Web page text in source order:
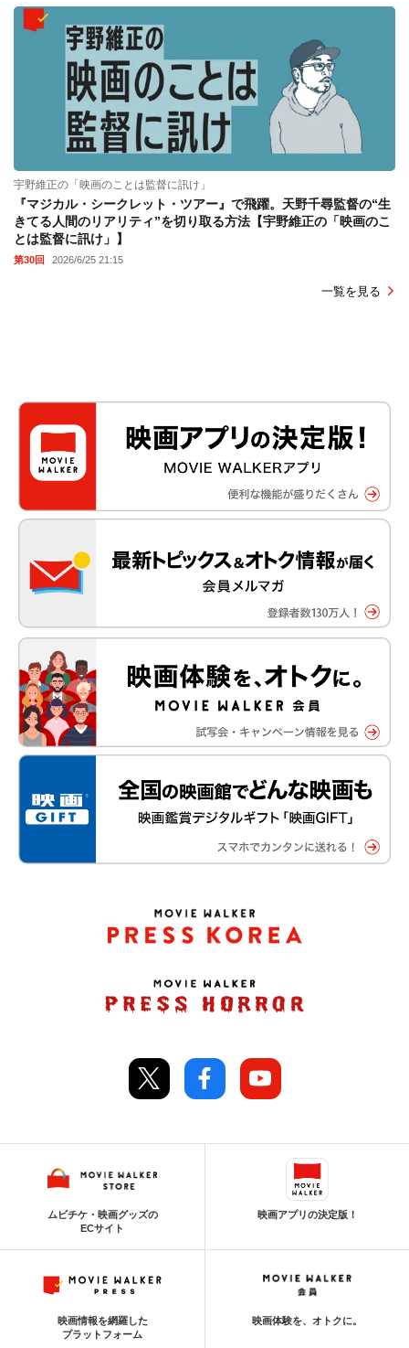
宇野維正の「映画のことは監督に訊け」
『マジカル・シークレット・ツアー』で飛躍。天野千尋監督の“生
きてる人間のリアリティ”を切り取る方法【宇野維正の「映画のこ
とは監督に訊け」】
第30回 2026/6/25 21:15
一覧を見る
ムビチケ・映画グッズの
ECサイト
映画アプリの決定版！
映画情報を網羅した
プラットフォーム
映画体験を、オトクに。